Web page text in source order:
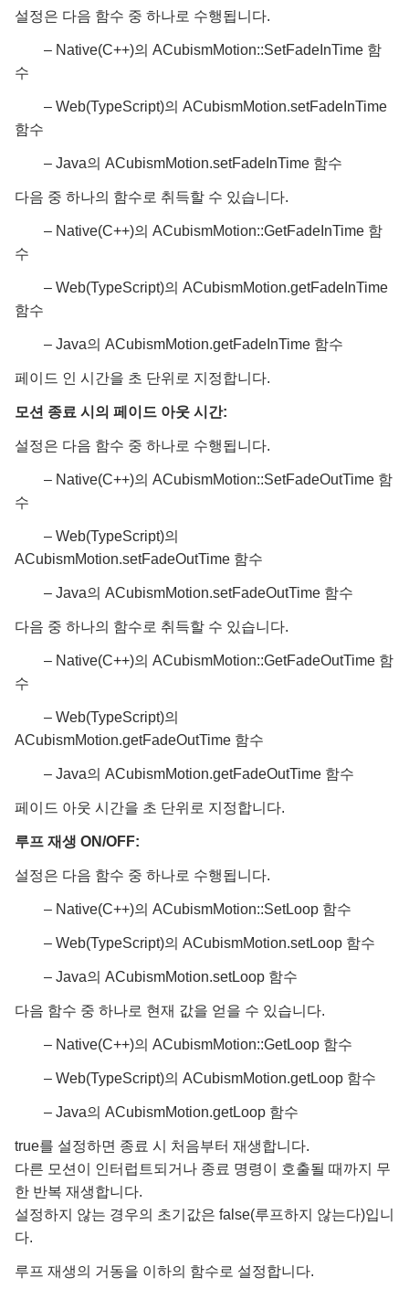
설정은 다음 함수 중 하나로 수행됩니다.
– Native(C++)의 ACubismMotion::SetFadeInTime 함
수
– Web(TypeScript)의 ACubismMotion.setFadeInTime
함수
– Java의 ACubismMotion.setFadeInTime 함수
다음 중 하나의 함수로 취득할 수 있습니다.
– Native(C++)의 ACubismMotion::GetFadeInTime 함
수
– Web(TypeScript)의 ACubismMotion.getFadeInTime
함수
– Java의 ACubismMotion.getFadeInTime 함수
페이드 인 시간을 초 단위로 지정합니다.
모션 종료 시의 페이드 아웃 시간:
설정은 다음 함수 중 하나로 수행됩니다.
– Native(C++)의 ACubismMotion::SetFadeOutTime 함
수
– Web(TypeScript)의
ACubismMotion.setFadeOutTime 함수
– Java의 ACubismMotion.setFadeOutTime 함수
다음 중 하나의 함수로 취득할 수 있습니다.
– Native(C++)의 ACubismMotion::GetFadeOutTime 함
수
– Web(TypeScript)의
ACubismMotion.getFadeOutTime 함수
– Java의 ACubismMotion.getFadeOutTime 함수
페이드 아웃 시간을 초 단위로 지정합니다.
루프 재생 ON/OFF:
설정은 다음 함수 중 하나로 수행됩니다.
– Native(C++)의 ACubismMotion::SetLoop 함수
– Web(TypeScript)의 ACubismMotion.setLoop 함수
– Java의 ACubismMotion.setLoop 함수
다음 함수 중 하나로 현재 값을 얻을 수 있습니다.
– Native(C++)의 ACubismMotion::GetLoop 함수
– Web(TypeScript)의 ACubismMotion.getLoop 함수
– Java의 ACubismMotion.getLoop 함수
true를 설정하면 종료 시 처음부터 재생합니다.
다른 모션이 인터럽트되거나 종료 명령이 호출될 때까지 무
한 반복 재생합니다.
설정하지 않는 경우의 초기값은 false(루프하지 않는다)입니
다.
루프 재생의 거동을 이하의 함수로 설정합니다.